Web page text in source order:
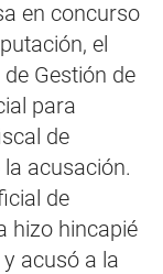
en concurso
el
Gestión de
para
de
acusación.
de
hizo hincapié
acusó a la